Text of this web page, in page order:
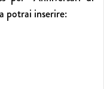
potrai inserire: